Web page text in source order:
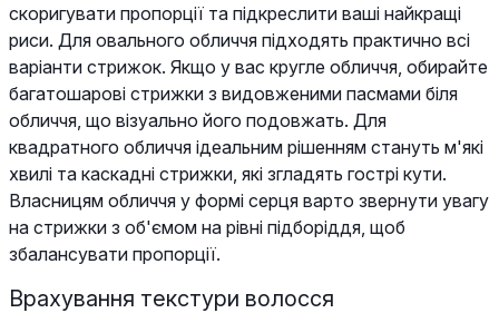
скоригувати пропорції та підкреслити ваші найкращі
риси. Для овального обличчя підходять практично всі
варіанти стрижок. Якщо у вас кругле обличчя, обирайте
багатошарові стрижки з видовженими пасмами біля
обличчя, що візуально його подовжать. Для
квадратного обличчя ідеальним рішенням стануть м'які
хвилі та каскадні стрижки, які згладять гострі кути.
Власницям обличчя у формі серця варто звернути увагу
на стрижки з об'ємом на рівні підборіддя, щоб
збалансувати пропорції.
Врахування текстури волосся